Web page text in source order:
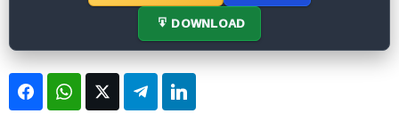
DOWNLOAD
FacebookWhatsApp
Twitter Telegram